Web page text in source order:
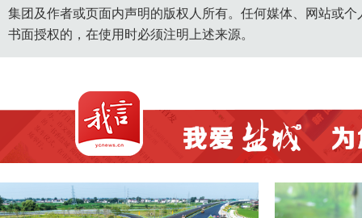
集团及作者或页面内声明的版权人所有。任何媒体、网站或
书面授权的，在使用时必须注明上述来源。